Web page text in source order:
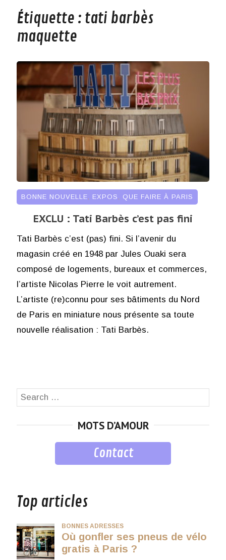
Étiquette : tati barbès
maquette
BONNE NOUVELLE EXPOS QUE FAIRE À PARIS
EXCLU : Tati Barbès c’est pas fini
Tati Barbès c’est (pas) fini. Si l’avenir du
magasin créé en 1948 par Jules Ouaki sera
composé de logements, bureaux et commerces,
l’artiste Nicolas Pierre le voit autrement.
L’artiste (re)connu pour ses bâtiments du Nord
de Paris en miniature nous présente sa toute
nouvelle réalisation : Tati Barbès.
Search
MOTS D’AMOUR
Contact
Top articles